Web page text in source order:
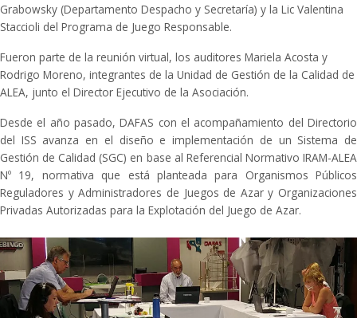
Grabowsky (Departamento Despacho y Secretaría) y la Lic Valentina
Staccioli del Programa de Juego Responsable.
Fueron parte de la reunión virtual, los auditores Mariela Acosta y
Rodrigo Moreno, integrantes de la Unidad de Gestión de la Calidad de
ALEA, junto el Director Ejecutivo de la Asociación.
Desde el año pasado, DAFAS con el acompañamiento del Directorio
del ISS avanza en el diseño e implementación de un Sistema de
Gestión de Calidad (SGC) en base al Referencial Normativo IRAM-ALEA
Nº 19, normativa que está planteada para Organismos Públicos
Reguladores y Administradores de Juegos de Azar y Organizaciones
Privadas Autorizadas para la Explotación del Juego de Azar.